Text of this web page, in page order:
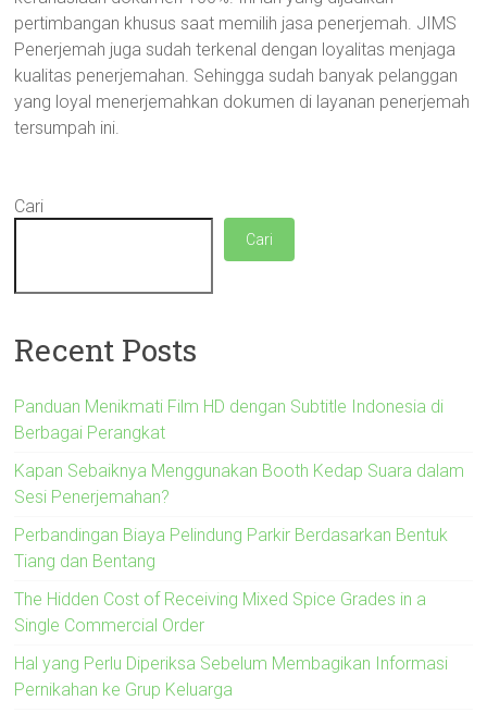
pertimbangan khusus saat memilih jasa penerjemah. JIMS
Penerjemah juga sudah terkenal dengan loyalitas menjaga
kualitas penerjemahan. Sehingga sudah banyak pelanggan
yang loyal menerjemahkan dokumen di layanan penerjemah
tersumpah ini.
Cari
Cari
Recent Posts
Panduan Menikmati Film HD dengan Subtitle Indonesia di
Berbagai Perangkat
Kapan Sebaiknya Menggunakan Booth Kedap Suara dalam
Sesi Penerjemahan?
Perbandingan Biaya Pelindung Parkir Berdasarkan Bentuk
Tiang dan Bentang
The Hidden Cost of Receiving Mixed Spice Grades in a
Single Commercial Order
Hal yang Perlu Diperiksa Sebelum Membagikan Informasi
Pernikahan ke Grup Keluarga